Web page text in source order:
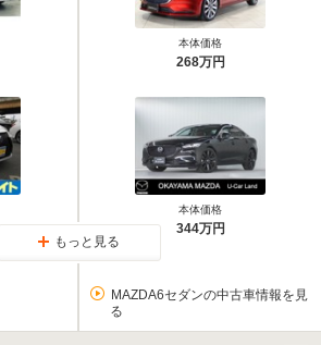
本体価格
268万円
本体価格
344万円
もっと見る
MAZDA6セダンの中古車情報を見
る